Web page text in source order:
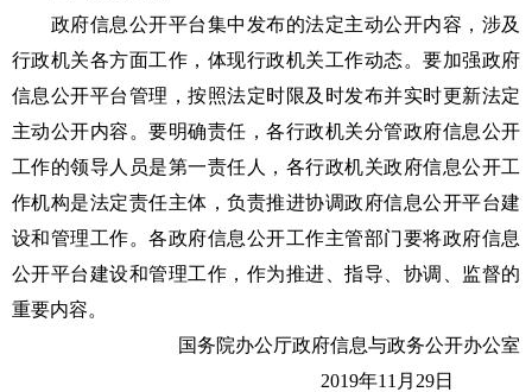
政府信息公开平台集中发布的法定主动公开内容，涉及
行政机关各方面工作，体现行政机关工作动态。要加强政府
信息公开平台管理，按照法定时限及时发布并实时更新法定
主动公开内容。要明确责任，各行政机关分管政府信息公开
工作的领导人员是第一责任人，各行政机关政府信息公开工
作机构是法定责任主体，负责推进协调政府信息公开平台建
设和管理工作。各政府信息公开工作主管部门要将政府信息
公开平台建设和管理工作，作为推进、指导、协调、监督的
重要内容。
国务院办公厅政府信息与政务公开办公室
2019年11月29日